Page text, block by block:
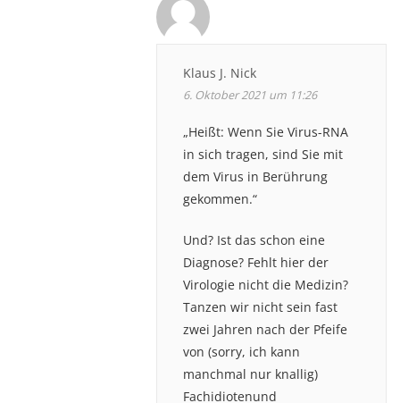
Klaus J. Nick
6. Oktober 2021 um 11:26
„Heißt: Wenn Sie Virus-RNA
in sich tragen, sind Sie mit
dem Virus in Berührung
gekommen.“
Und? Ist das schon eine
Diagnose? Fehlt hier der
Virologie nicht die Medizin?
Tanzen wir nicht sein fast
zwei Jahren nach der Pfeife
von (sorry, ich kann
manchmal nur knallig)
Fachidiotenund